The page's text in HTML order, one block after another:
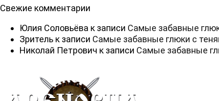
Свежие комментарии
Юлия Соловьёва к записи Самые забавные
Зритель к записи Самые забавные глюки с
Николай Петрович к записи Самые забавные